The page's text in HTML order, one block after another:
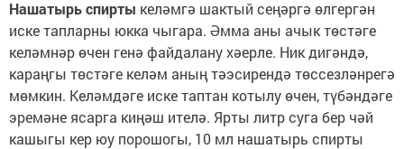
Нашатырь спирты келәмгә шактый сеңәргә өлгергән
иске тапларны юкка чыгара. Әмма аны ачык төстәге
келәмнәр өчен генә файдалану хәерле. Ник дигәндә,
караңгы төстәге келәм аның тәэсирендә төссезләнрегә
мөмкин. Келәмдәге иске таптан котылу өчен, түбәндәге
эремәне ясарга киңәш ителә. Ярты литр суга бер чәй
кашыгы кер юу порошогы, 10 мл нашатырь спирты